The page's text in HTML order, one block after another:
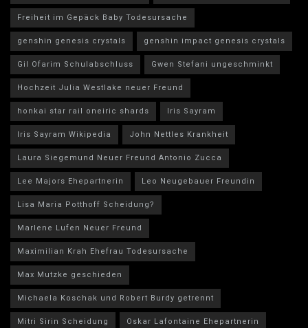
Freiheit im Gepäck Baby Todesursache
genshin genesis crystals
genshin impact genesis crystals
Gil Ofarim Schulabschluss
Gwen Stefani ungeschminkt
Hochzeit Julia Westlake neuer Freund
honkai star rail oneiric shards
Iris Sayram
Iris Sayram Wikipedia
John Nettles Krankheit
Laura Siegemund Neuer Freund Antonio Zucca
Lee Majors Ehepartnerin
Leo Neugebauer Freundin
Lisa Maria Potthoff Scheidung?
Marlene Lufen Neuer Freund
Maximilian Krah Ehefrau Todesursache
Max Mutzke geschieden
Michaela Koschak und Robert Burdy getrennt
Mitri Sirin Scheidung
Oskar Lafontaine Ehepartnerin